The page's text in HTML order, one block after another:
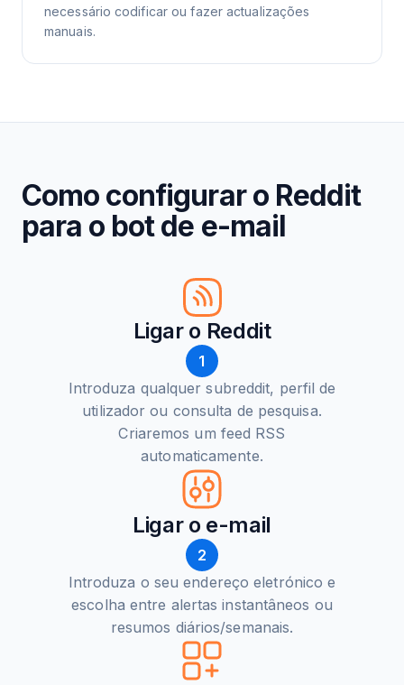
necessário codificar ou fazer actualizações
manuais.
Como configurar o Reddit
para o bot de e-mail
Ligar o Reddit
1
Introduza qualquer subreddit, perfil de
utilizador ou consulta de pesquisa.
Criaremos um feed RSS
automaticamente.
Ligar o e-mail
2
Introduza o seu endereço eletrónico e
escolha entre alertas instantâneos ou
resumos diários/semanais.